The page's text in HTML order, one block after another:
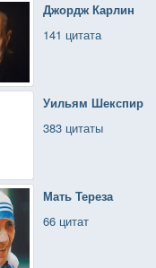
Джордж Карлин
141 цитата
Уильям Шекспир
383 цитаты
Мать Тереза
66 цитат